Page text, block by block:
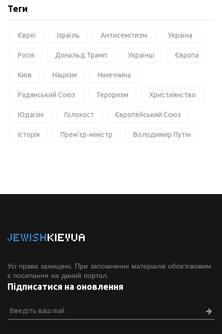
Теги
Євреї Ізраїль Антисемітизм Україна
Росія Дональд Трамп Українці Європа
Київ Нацизм Німеччина
Радянський Союз Тероризм Християнство
Юдаїзм Голокост Європейський Союз
Історія Прем'єр-міністр Володимир Путін
JEWISHKIEVUA
Усі права захищені. При запозиченні матеріалів обов'язковим
є посилання на даний портал.
Підписатися на оновлення